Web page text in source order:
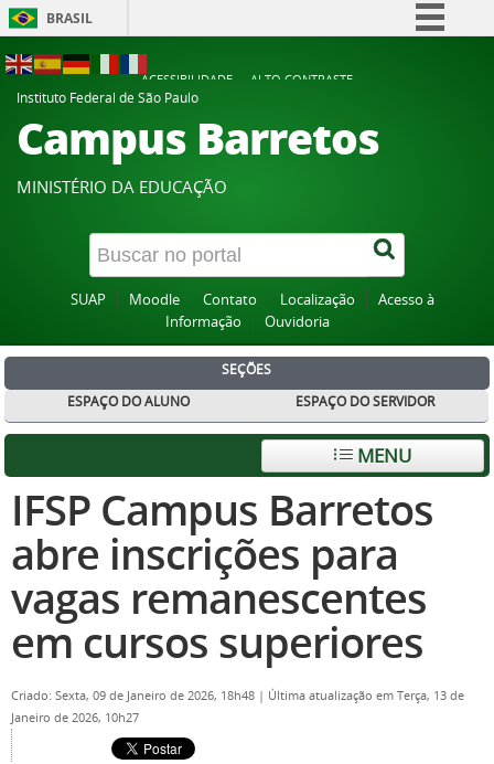
BRASIL
Participe
Acesso à informação
Canais
ACESSIBILIDADE
ALTO CONTRASTE
Instituto Federal de São Paulo
Campus Barretos
MINISTÉRIO DA EDUCAÇÃO
SUAP Moodle Contato Localização
Acesso à
Informação
Ouvidoria
SEÇÕES
ESPAÇO DO ALUNO
ESPAÇO DO SERVIDOR
MENU
IFSP Campus Barretos
abre inscrições para
vagas remanescentes
em cursos superiores
Criado: Sexta, 09 de Janeiro de 2026, 18h48 | Última atualização em Terça, 13 de
Janeiro de 2026, 10h27